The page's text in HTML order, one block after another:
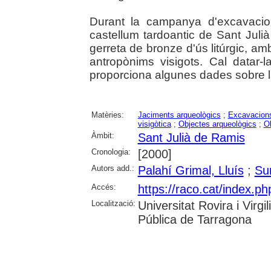
Durant la campanya
castellum tardoantic de Sant
gerreta de bronze d'ús litúrgic,
antropònims visigots. Cal
proporciona algunes dades sobre
Matèries: Jaciments arqueològics ;
visigòtica; Objectes arqueològics ;
Àmbit:
Sant Julià de Ramis
Cronologia: [2000]
Autors add.: Palahí Grimal, Lluís;
Accés: https://raco.cat/
Localització: Universitat Rovira i
Pública de Tarragona